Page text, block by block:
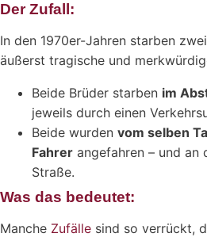
Der Zufall:
In den 1970er-Jahren starben
äußerst tragische und
Beide Brüder starben im
jeweils durch einen
Beide wurden vom selben
Fahrer angefahren – und an
Straße.
Was das bedeutet:
Manche Zufälle sind so verrückt,